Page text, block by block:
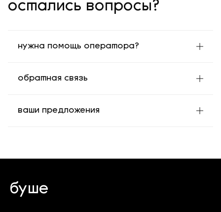
остались вопросы?
нужна помощь оператора?
обратная связь
ваши предложения
буше